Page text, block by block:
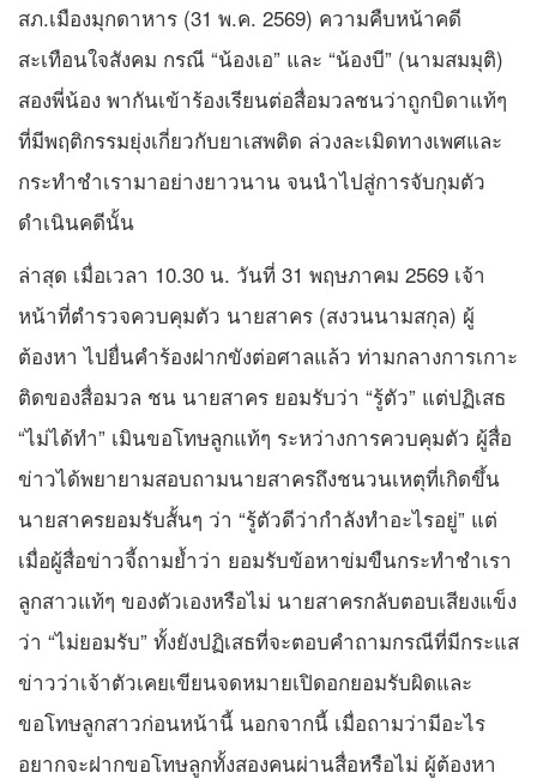
สภ.เมืองมุกดาหาร (31 พ.ค. 2569) ความคืบหน้าคดี
สะเทือนใจสังคม กรณี “น้องเอ” และ “น้องบี” (นามสมมุติ)
สองพี่น้อง พากันเข้าร้องเรียนต่อสื่อมวลชนว่าถูกบิดาแท้ๆ
ที่มีพฤติกรรมยุ่งเกี่ยวกับยาเสพติด ล่วงละเมิดทางเพศและ
กระทำชำเรามาอย่างยาวนาน จนนำไปสู่การจับกุมตัว
ดำเนินคดีนั้น
ล่าสุด เมื่อเวลา 10.30 น. วันที่ 31 พฤษภาคม 2569 เจ้า
หน้าที่ตำรวจควบคุมตัว นายสาคร (สงวนนามสกุล) ผู้
ต้องหา ไปยื่นคำร้องฝากขังต่อศาลแล้ว ท่ามกลางการเกาะ
ติดของสื่อมวล ชน นายสาคร ยอมรับว่า “รู้ตัว” แต่ปฏิเสธ
“ไม่ได้ทำ” เมินขอโทษลูกแท้ๆ ระหว่างการควบคุมตัว ผู้สื่อ
ข่าวได้พยายามสอบถามนายสาครถึงชนวนเหตุที่เกิดขึ้น
นายสาครยอมรับสั้นๆ ว่า “รู้ตัวดีว่ากำลังทำอะไรอยู่” แต่
เมื่อผู้สื่อข่าวจี้ถามย้ำว่า ยอมรับข้อหาข่มขืนกระทำชำเรา
ลูกสาวแท้ๆ ของตัวเองหรือไม่ นายสาครกลับตอบเสียงแข็ง
ว่า “ไม่ยอมรับ” ทั้งยังปฏิเสธที่จะตอบคำถามกรณีที่มีกระแส
ข่าวว่าเจ้าตัวเคยเขียนจดหมายเปิดอกยอมรับผิดและ
ขอโทษลูกสาวก่อนหน้านี้ นอกจากนี้ เมื่อถามว่ามีอะไร
อยากจะฝากขอโทษลูกทั้งสองคนผ่านสื่อหรือไม่ ผู้ต้องหา